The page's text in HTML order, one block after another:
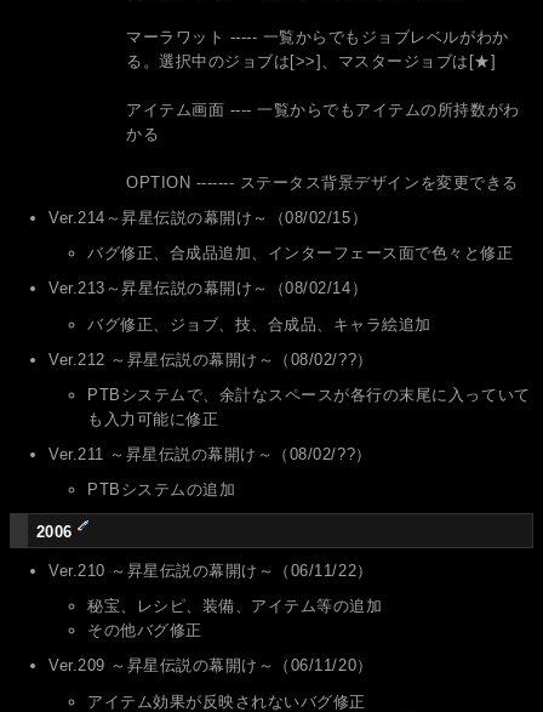
マーラワット ----- 一覧からでもジョブレベルがわか
る。選択中のジョブは[>>]、マスタージョブは[★]
アイテム画面 ---- 一覧からでもアイテムの所持数がわ
かる
OPTION ------- ステータス背景デザインを変更できる
Ver.214～昇星伝説の幕開け～（08/02/15）
バグ修正、合成品追加、インターフェース面で色々と修正
Ver.213～昇星伝説の幕開け～（08/02/14）
バグ修正、ジョブ、技、合成品、キャラ絵追加
Ver.212 ～昇星伝説の幕開け～（08/02/??）
PTBシステムで、余計なスペースが各行の末尾に入っていて
も入力可能に修正
Ver.211 ～昇星伝説の幕開け～（08/02/??）
PTBシステムの追加
2006
Ver.210 ～昇星伝説の幕開け～（06/11/22）
秘宝、レシピ、装備、アイテム等の追加
その他バグ修正
Ver.209 ～昇星伝説の幕開け～（06/11/20）
アイテム効果が反映されないバグ修正